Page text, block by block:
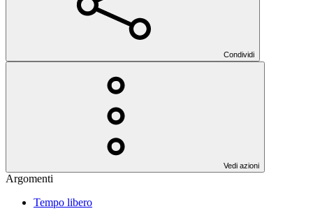
Condividi
Vedi azioni
Argomenti
Tempo libero